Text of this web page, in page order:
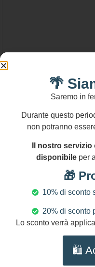
86,00€
Orecchini siciliani
dorato e perle
Aggiungi al
🌴
Saremo in
Durante questo
non potranno
Il nostro
disponibileper
🎁
10% di sconto
20% di sconto
Lo sconto verrà
🛍️